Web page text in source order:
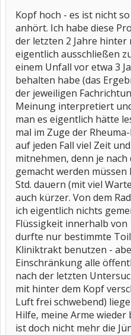
Kopf hoch - es ist nicht
anhört. Ich habe diese
der letzten 2 Jahre hinter
eigentlich ausschließen
einem Unfall vor etwa 3
behalten habe (das
der jeweiligen
Meinung interpretiert
man es eigentlich hätte
mal im Zuge der
auf jeden Fall viel Zeit
mitnehmen, denn je
gemacht werden
Std. dauern (mit viel
auch kürzer. Von dem
ich eigentlich nichts
Flüssigkeit innerhalb von
durfte nur bestimmte
Kliniktrakt benutzen -
Einschränkung alle
nach der letzten
mit hinter dem Kopf
Luft frei schwebend)
Hilfe, meine Arme
ist doch nicht mehr die